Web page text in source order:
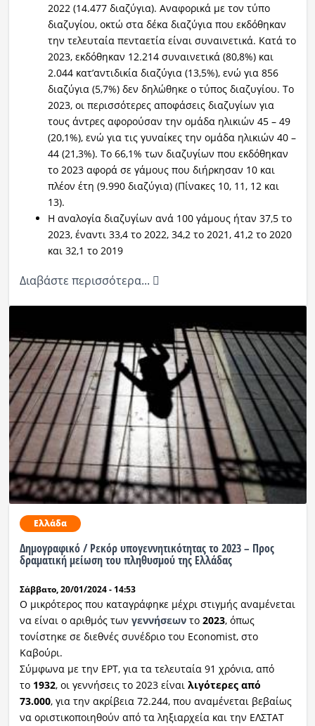
2022 (14.477 διαζύγια). Αναφορικά με τον τύπο
διαζυγίου, οκτώ στα δέκα διαζύγια που εκδόθηκαν
την τελευταία πενταετία είναι συναινετικά. Κατά το
2023, εκδόθηκαν 12.214 συναινετικά (80,8%) και
2.044 κατ’αντιδικία διαζύγια (13,5%), ενώ για 856
διαζύγια (5,7%) δεν δηλώθηκε ο τύπος διαζυγίου. Το
2023, οι περισσότερες αποφάσεις διαζυγίων για
τους άντρες αφορούσαν την ομάδα ηλικιών 45 – 49
(20,1%), ενώ για τις γυναίκες την ομάδα ηλικιών 40 –
44 (21,3%). Το 66,1% των διαζυγίων που εκδόθηκαν
το 2023 αφορά σε γάμους που διήρκησαν 10 και
πλέον έτη (9.990 διαζύγια) (Πίνακες 10, 11, 12 και
13).
Η αναλογία διαζυγίων ανά 100 γάμους ήταν 37,5 το
2023, έναντι 33,4 το 2022, 34,2 το 2021, 41,2 το 2020
και 32,1 το 2019
Διαβάστε περισσότερα...
Ελλάδα
Δημογραφικό / Ρεκόρ υπογεννητικότητας το 2023 – Προς
δραματική μείωση του πληθυσμού της Ελλάδας
Σάββατο, 20/01/2024 - 14:53
Ο μικρότερος που καταγράφηκε μέχρι στιγμής αναμένεται
να είναι ο αριθμός των γεννήσεωντο 2023, όπως
τονίστηκε σε διεθνές συνέδριο του Economist, στο
Καβούρι.
Σύμφωνα με την ΕΡΤ, για τα τελευταία 91 χρόνια, από
το 1932, οι γεννήσεις το 2023 είναι λιγότερες από
73.000, για την ακρίβεια 72.244, που αναμένεται βεβαίως
να οριστικοποιηθούν από τα ληξιαρχεία και την ΕΛΣΤΑΤ